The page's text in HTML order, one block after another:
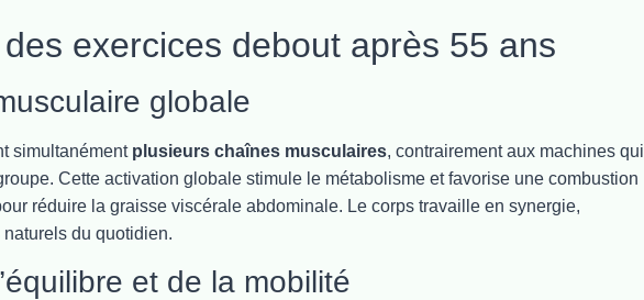
exercices debout après 55 ans
globale
simultanément plusieurs chaînes musculaires, contrairement aux machines qui
Cette activation globale stimule le métabolisme et favorise une combustion
réduire la graisse viscérale abdominale. Le corps travaille en synergie,
du quotidien.
et de la mobilité